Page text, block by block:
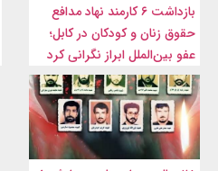
بازداشت ۶ کارمند نهاد مدافع
حقوق زنان و کودکان در کابل؛
عفو بین‌الملل ابراز نگرانی کرد